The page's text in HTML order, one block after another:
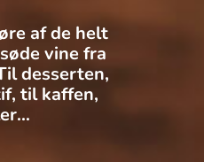
af de helt
vine fra
desserten,
til kaffen,